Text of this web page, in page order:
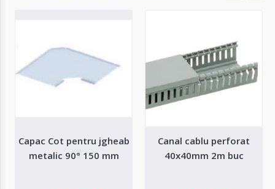
Capac Cot pentru jgheab
metalic 90° 150 mm
Canal cablu perforat
40x40mm 2m buc